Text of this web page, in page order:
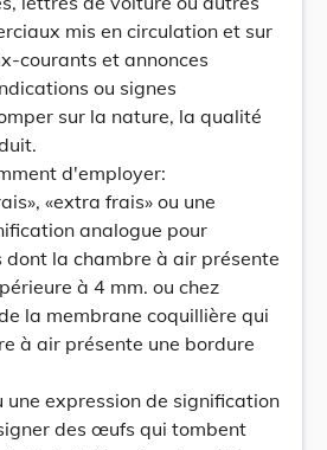
mis en circulation et sur
courants et annonces
ou signes
sur la nature, la qualité
d'employer:
«extra frais» ou une
analogue pour
la chambre à air présente
à 4 mm. ou chez
la membrane coquillière qui
à air présente une bordure
une expression de signification
des œufs qui tombent